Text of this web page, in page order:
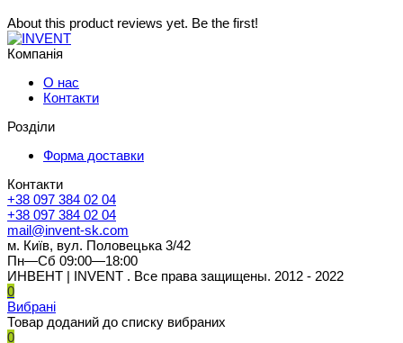
About this product reviews yet. Be the first!
Компанія
О нас
Контакти
Розділи
Форма доставки
Контакти
+38 097 384 02 04
+38 097 384 02 04
mail@invent-sk.com
м. Київ, вул. Половецька 3/42
Пн—Сб 09:00—18:00
ИНВЕНТ | INVENT . Все права защищены. 2012 - 2022
0
Вибрані
Товар доданий до списку вибраних
0